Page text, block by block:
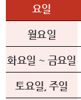
요일
월요일
화요일 ~ 금요일
토요일, 주일